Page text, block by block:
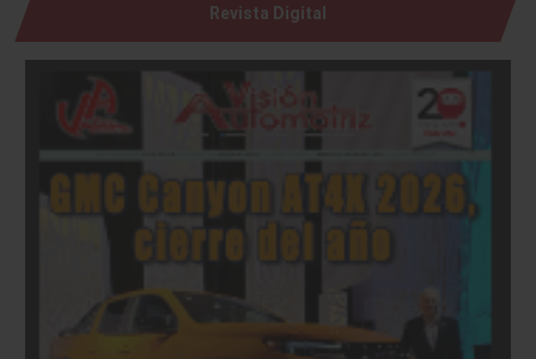
Revista Digital